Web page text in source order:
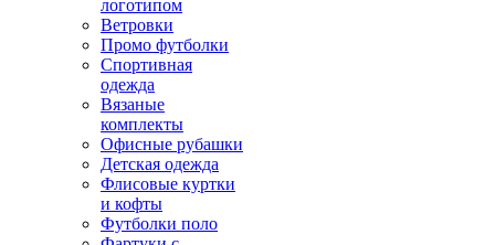
логотипом
Ветровки
Промо футболки
Спортивная
одежда
Вязаные
комплекты
Офисные рубашки
Детская одежда
Флисовые куртки
и кофты
Футболки поло